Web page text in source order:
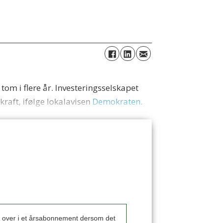
i flere år. Investeringsselskapet
ifølge lokalavisen Demokraten.
i et årsabonnement dersom det